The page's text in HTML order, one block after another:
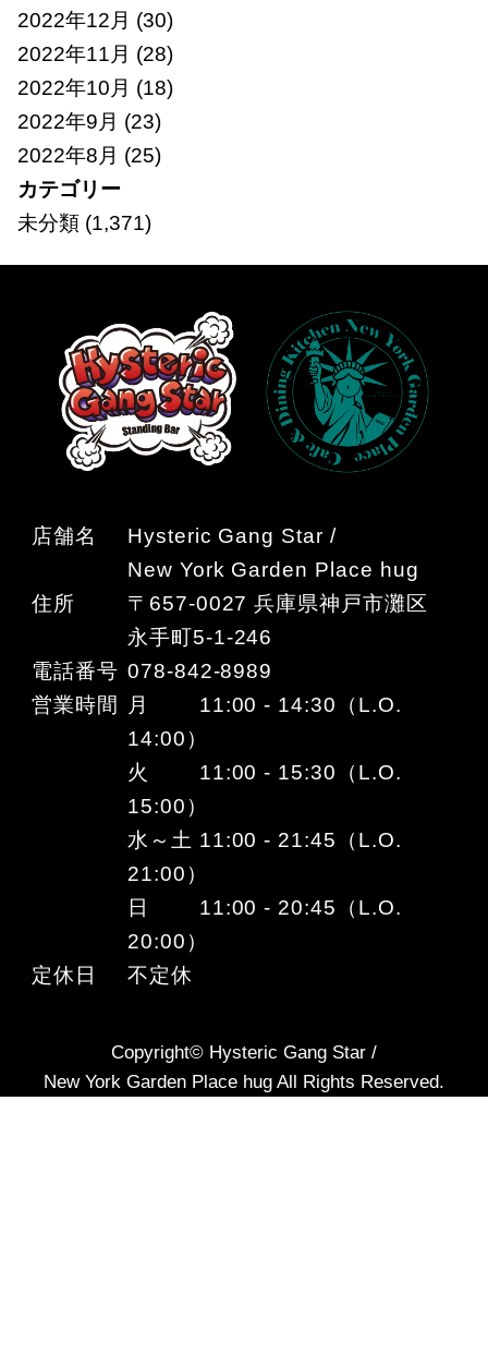
2022年12月 (30)
2022年11月 (28)
2022年10月 (18)
2022年9月 (23)
2022年8月 (25)
カテゴリー
未分類(1,371)
店舗名
Hysteric Gang Star /
New York Garden Place hug
住所
〒657-0027 兵庫県神戸市灘区
永手町5-1-246
電話番号 078-842-8989
営業時間
月 11:00 - 14:30（L.O.
14:00）
火 11:00 - 15:30（L.O.
15:00）
水～土 11:00 - 21:45（L.O.
21:00）
日 11:00 - 20:45（L.O.
20:00）
定休日
不定休
Copyright© Hysteric Gang Star /
New York Garden Place hug All Rights Reserved.